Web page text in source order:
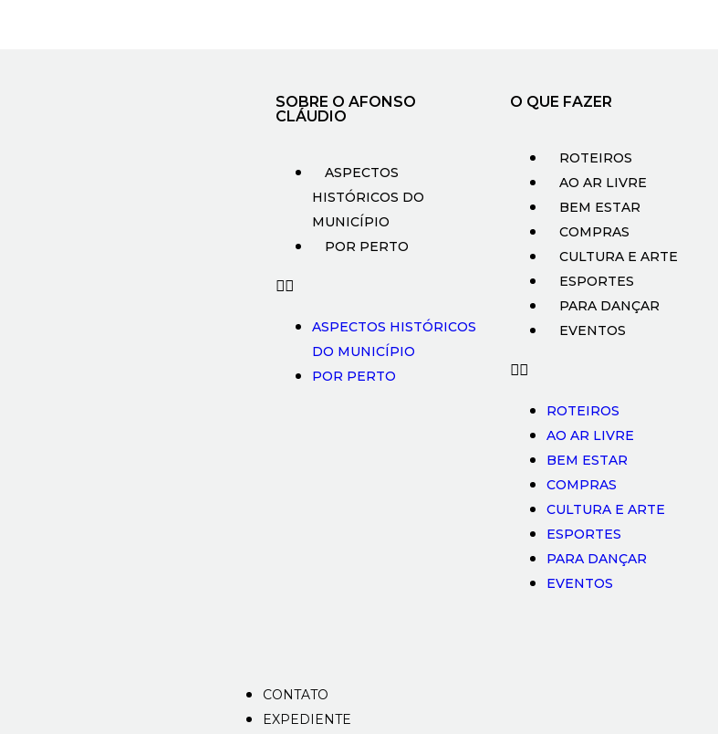
SOBRE O AFONSO
CLÁUDIO
ASPECTOS
HISTÓRICOS DO
MUNICÍPIO
POR PERTO
ASPECTOS HISTÓRICOS
DO MUNICÍPIO
POR PERTO
O QUE FAZER
ROTEIROS
AO AR LIVRE
BEM ESTAR
COMPRAS
CULTURA E ARTE
ESPORTES
PARA DANÇAR
EVENTOS
ROTEIROS
AO AR LIVRE
BEM ESTAR
COMPRAS
CULTURA E ARTE
ESPORTES
PARA DANÇAR
EVENTOS
CONTATO
EXPEDIENTE